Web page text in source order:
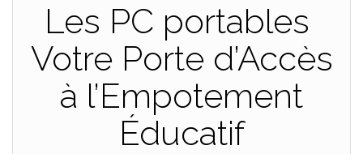
Les PC portables
Votre Porte d’Accès
à l’Empotement
Éducatif